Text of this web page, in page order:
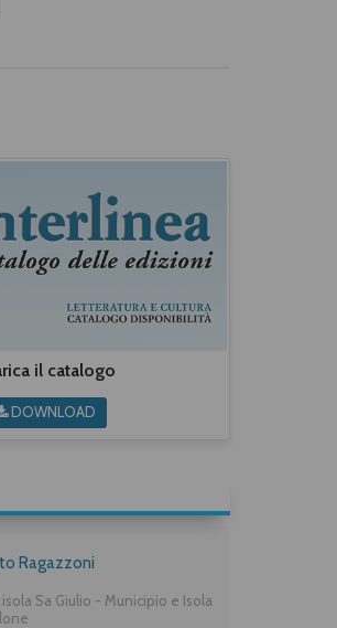
il catalogo
DOWNLOAD
Ragazzoni
Sa Giulio - Municipio e Isola